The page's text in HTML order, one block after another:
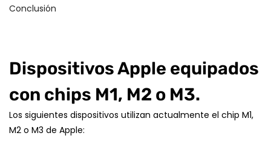
Conclusión
Dispositivos Apple equipados
con chips M1, M2 o M3.
Los siguientes dispositivos utilizan actualmente el chip M1,
M2 o M3 de Apple: